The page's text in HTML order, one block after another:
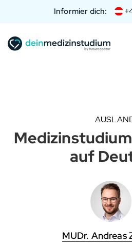
Informier dich:
auf
MUDr. Andreas